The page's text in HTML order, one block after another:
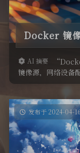
Docker 镜
AI 摘要
镜像源，网络设备
发布于 2024-04-16